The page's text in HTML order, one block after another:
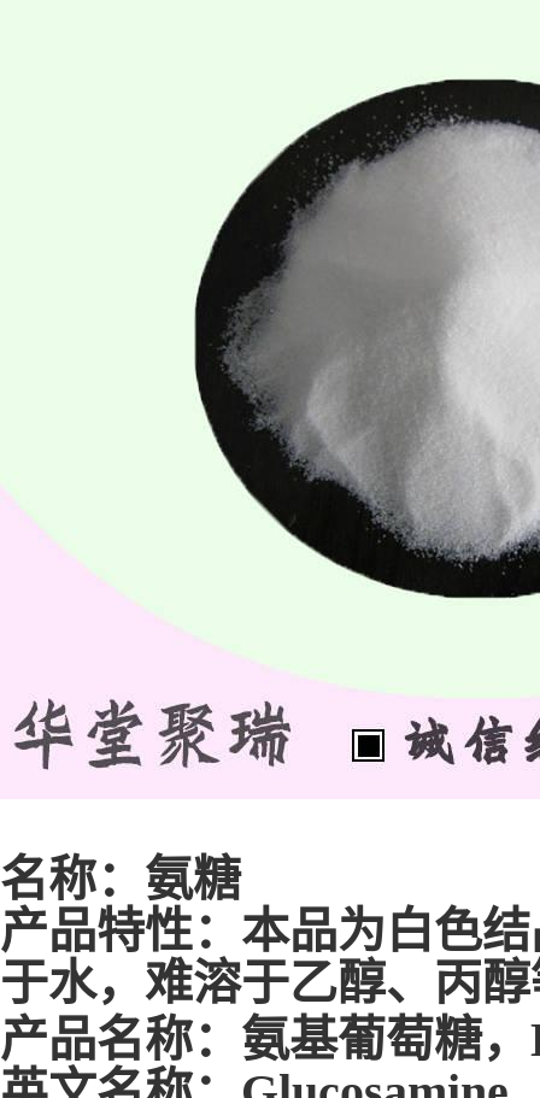
名称：氨糖
产品特性：本品为白色
于水，难溶于乙醇、丙
产品名称：氨基葡萄糖